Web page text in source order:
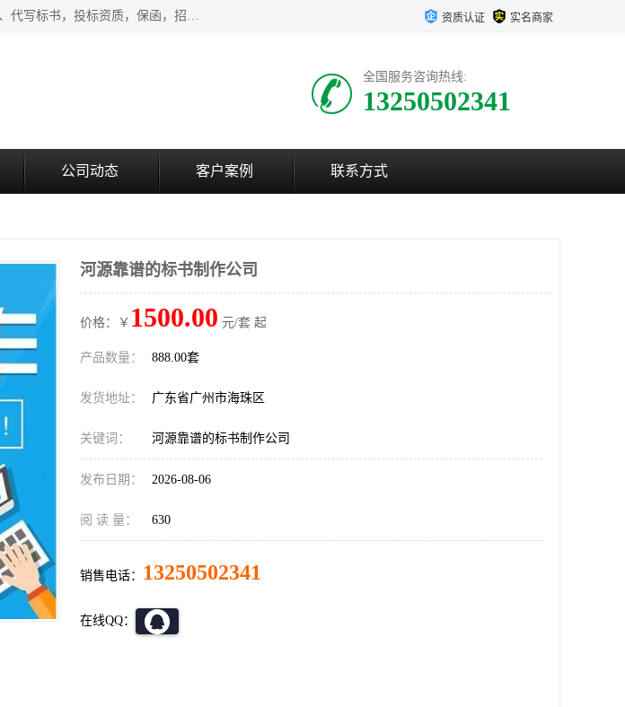
广州中赢信息科技有限公司是一家广州标书制作公司，主营业务：广州代做投标书、代写标书、代写标书，投标资质，保函，招投标培训等等，只要是投标中有需要的，我们这里都可以帮您解决。代写标书的中标案例也有很多。欢迎来电合作。 资质认证 实名商家
全国服务咨询热线:
13250502341
公司动态 客户案例 联系方式
河源靠谱的标书制作公司
价格：￥ 1500.00 元/套 起
产品数量： 888.00套
发货地址： 广东省广州市海珠区
关键词： 河源靠谱的标书制作公司
发布日期： 2026-08-06
阅 读 量： 630
销售电话： 13250502341
在线QQ：